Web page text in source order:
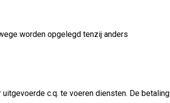
worden opgelegd tenzij anders
c.q. te voeren diensten. De betaling